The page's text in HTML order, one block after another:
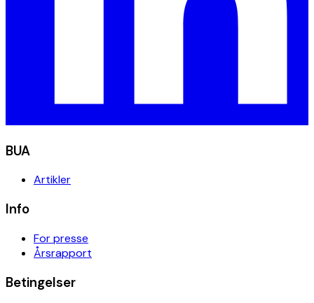
BUA
Artikler
Info
For presse
Årsrapport
Betingelser